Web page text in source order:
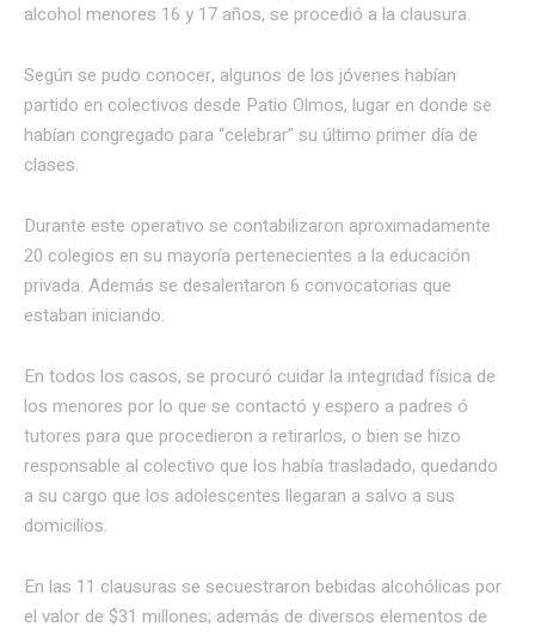
alcohol menores 16 y 17 años, se procedió a la clausura.
Según se pudo conocer, algunos de los jóvenes habían
partido en colectivos desde Patio Olmos, lugar en donde se
habían congregado para “celebrar” su último primer día de
clases.
Durante este operativo se contabilizaron aproximadamente
20 colegios en su mayoría pertenecientes a la educación
privada. Además se desalentaron 6 convocatorias que
estaban iniciando.
En todos los casos, se procuró cuidar la integridad física de
los menores por lo que se contactó y espero a padres ó
tutores para que procedieron a retirarlos, o bien se hizo
responsable al colectivo que los había trasladado, quedando
a su cargo que los adolescentes llegaran a salvo a sus
domicilios.
En las 11 clausuras se secuestraron bebidas alcohólicas por
el valor de $31 millones; además de diversos elementos de